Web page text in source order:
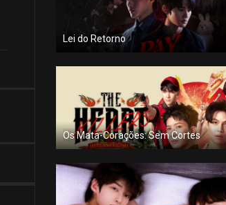
Lei do Retorno
Os Mata-Corações: Sem Cortes